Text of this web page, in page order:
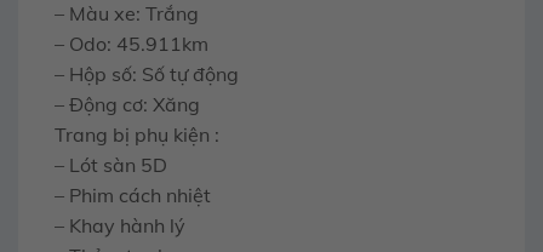
– Màu xe: Trắng
– Odo: 45.911km
– Hộp số: Số tự động
– Động cơ: Xăng
Trang bị phụ kiện :
– Lót sàn 5D
– Phim cách nhiệt
– Khay hành lý